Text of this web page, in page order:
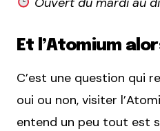
Et l’Atomium
C’est une question qui
oui ou non, visiter
entend un peu tout est